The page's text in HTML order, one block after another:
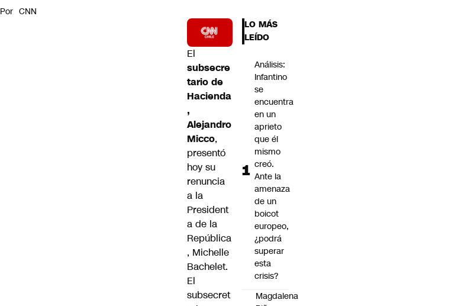
Servicios
Por CNN
El
subsecre
tario de
Hacienda
,
Alejandro
Micco,
presentó
hoy su
renuncia
a la
President
a de la
República
, Michelle
Bachelet.
El
subsecret
LO MÁS
LEÍDO
Análisis:
Infantino
se
encuentra
en un
aprieto
que él
mismo
creó.
Ante la
amenaza
de un
boicot
europeo,
¿podrá
superar
esta
crisis?
Magdalena